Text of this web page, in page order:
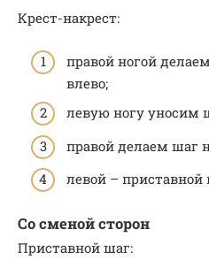
Крест-накрест:
правой ногой
влево;
левую ногу уносим
правой делаем шаг
левой – приставной
Со сменой сторон
Приставной шаг: